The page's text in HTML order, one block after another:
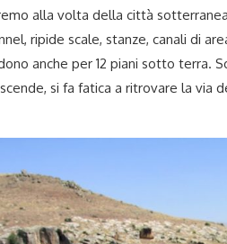
alla volta della città
ripide scale, stanze, canali di
anche per 12 piani sotto terra.
si fa fatica a ritrovare la